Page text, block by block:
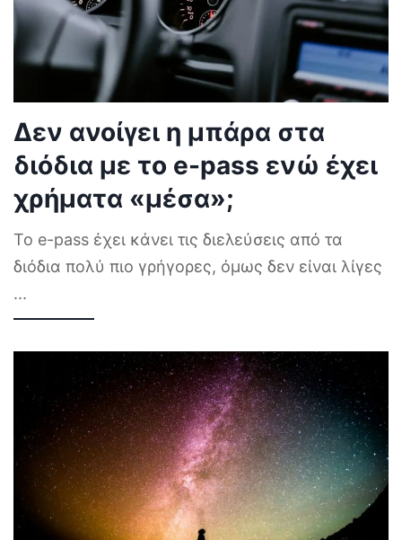
Δεν ανοίγει η μπάρα στα
διόδια με το e-pass ενώ έχει
χρήματα «μέσα»;
Το e-pass έχει κάνει τις διελεύσεις από τα
διόδια πολύ πιο γρήγορες, όμως δεν είναι λίγες
...